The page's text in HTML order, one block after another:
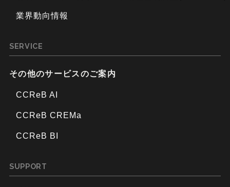
業界動向情報
SERVICE
その他のサービスのご案内
CCReB AI
CCReB CREMa
CCReB BI
SUPPORT